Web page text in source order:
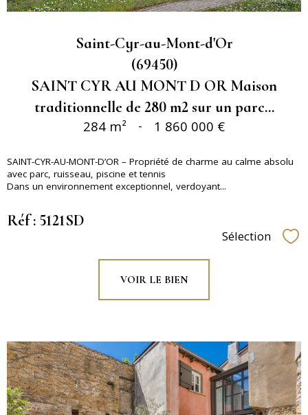
Saint-Cyr-au-Mont-d'Or
(69450)
SAINT CYR AU MONT D OR Maison
traditionnelle de 280 m2 sur un parc...
284 m² - 1 860 000 €
SAINT-CYR-AU-MONT-D’OR – Propriété de charme au calme absolu
avec parc, ruisseau, piscine et tennis
Dans un environnement exceptionnel, verdoyant...
Réf : 5121SD
Sélection
VOIR LE BIEN